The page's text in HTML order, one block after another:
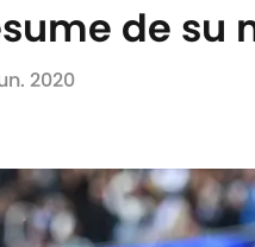
de su
2020